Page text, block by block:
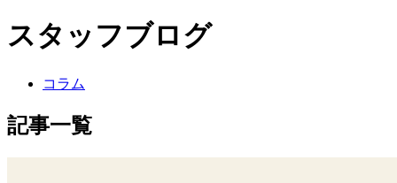
スタッフブログ
コラム
記事一覧